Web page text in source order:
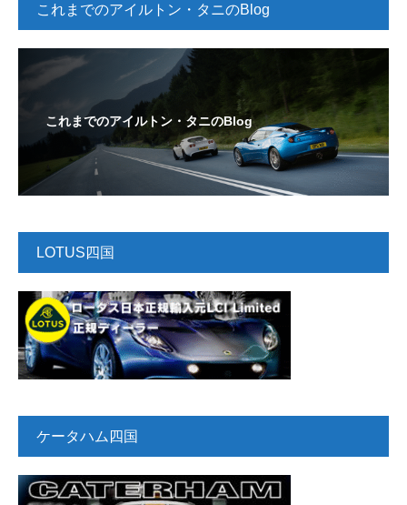
これまでのアイルトン・タニのBlog
これまでのアイルトン・タニのBlog
LOTUS四国
ケータハム四国